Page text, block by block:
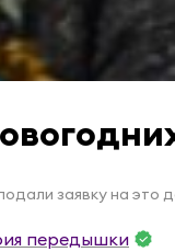
заявку на это
передышки